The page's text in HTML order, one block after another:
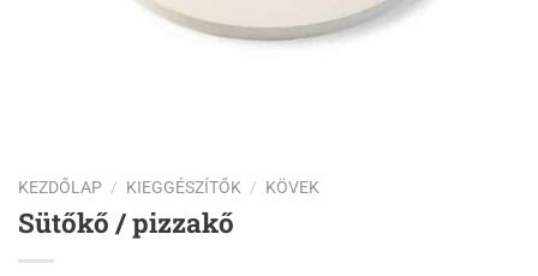
KEZDŐLAP / KIEGGÉSZÍTŐK / KÖVEK
Sütőkő / pizzakő